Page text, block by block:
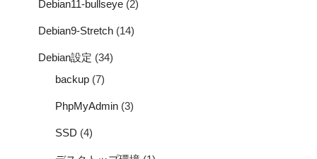
Debian11-bullseye (2)
Debian9-Stretch (14)
Debian設定 (34)
backup (7)
PhpMyAdmin (3)
SSD (4)